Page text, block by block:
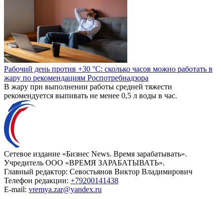
Рабочий день против +30 °C: сколько часов можно работать в
жару по рекомендациям Роспотребнадзора
В жару при выполнении работы средней тяжести
рекомендуется выпивать не менее 0,5 л воды в час.
Сетевое издание «Бизнес News. Время зарабатывать».
Учредитель ООО «ВРЕМЯ ЗАРАБАТЫВАТЬ».
Главный редактор: Севостьянов Виктор Владимирович
Телефон редакции: +79200141438
E-mail: vremya.zar@yandex.ru